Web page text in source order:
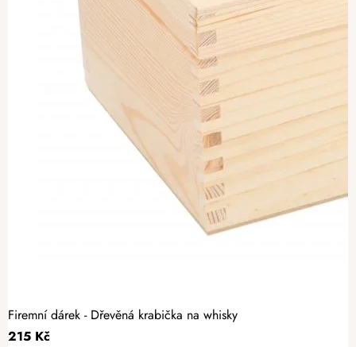
Firemní dárek - Dřevěná krabička na whisky
215 Kč